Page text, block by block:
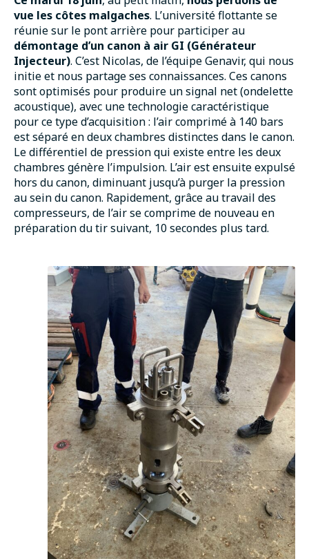
vue les côtes malgaches. L’université flottante se
réunie sur le pont arrière pour participer au
démontage d’un canon à air GI (Générateur
Injecteur). C’est Nicolas, de l’équipe Genavir, qui nous
initie et nous partage ses connaissances. Ces canons
sont optimisés pour produire un signal net (ondelette
acoustique), avec une technologie caractéristique
pour ce type d’acquisition : l’air comprimé à 140 bars
est séparé en deux chambres distinctes dans le canon.
Le différentiel de pression qui existe entre les deux
chambres génère l’impulsion. L’air est ensuite expulsé
hors du canon, diminuant jusqu’à purger la pression
au sein du canon. Rapidement, grâce au travail des
compresseurs, de l’air se comprime de nouveau en
préparation du tir suivant, 10 secondes plus tard.